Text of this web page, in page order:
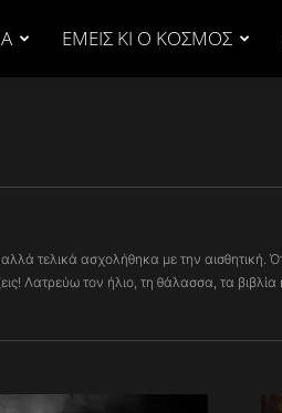
ΕΜΕΙΣ ΚΙ Ο ΚΟΣΜΟΣ
τελικά ασχολήθηκα με την αισθητική.
Λατρεύω τον ήλιο, τη θάλασσα, τα